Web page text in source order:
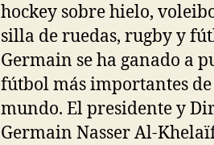
hockey sobre hielo,
silla de ruedas, rugby y
Germain se ha ganado a
fútbol más importantes
mundo. El presidente y
Germain Nasser Al-